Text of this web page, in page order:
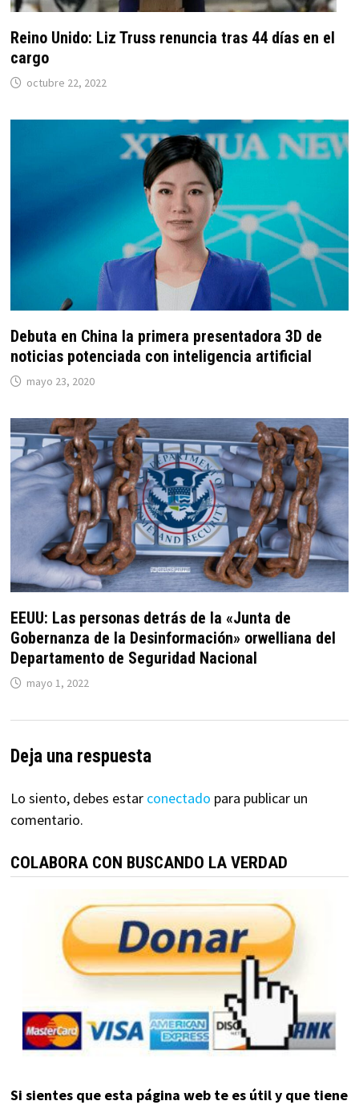
Reino Unido: Liz Truss renuncia tras 44 días en el
cargo
octubre 22, 2022
Debuta en China la primera presentadora 3D de
noticias potenciada con inteligencia artificial
mayo 23, 2020
EEUU: Las personas detrás de la «Junta de
Gobernanza de la Desinformación» orwelliana del
Departamento de Seguridad Nacional
mayo 1, 2022
Deja una respuesta
Lo siento, debes estar conectado para publicar un
comentario.
COLABORA CON BUSCANDO LA VERDAD
Si sientes que esta página web te es útil y que tiene